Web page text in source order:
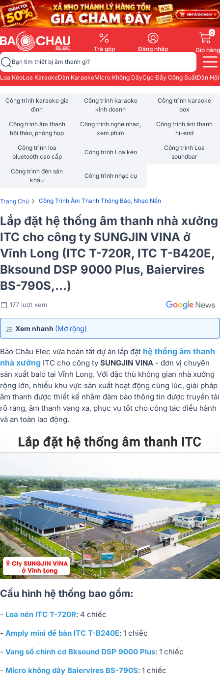
Trả góp Đăng nhập
0
Giỏ hàng
Bạn tìm thiết bị âm thanh gì?
Loa KéoLoa KaraokeDàn KaraokeMicro Không DâyCục Đẩy Công SuấtDàn
Công trình karaoke gia
đình
Công trình karaoke
kinh doanh
Công trình karaoke
box
Công trình âm thanh
hội thảo, phòng họp
Công trình nghe nhạc,
xem phim
Công trình âm thanh
hi-end
Công trình loa
bluetooth cao cấp
Công trình Loa kéo
Công trình Loa
soundbar
Công trình đèn sân
khấu
Công trình nhạc cụ
Trang Chủ › Công Trình Âm Thanh Thông Báo, Nhạc Nền
Lắp đặt hệ thống âm thanh nhà xưởng
ITC cho công ty SUNGJIN VINA ở
Vĩnh Long (ITC T-720R, ITC T-B420E,
Bksound DSP 9000 Plus, Baiervires
BS-790S,...)
177 lượt xem
Xem nhanh (Mở rộng)
Bảo Châu Elec vừa hoàn tất dự án lắp đặt hệ thống âm thanh
nhà xưởng ITC cho công ty SUNGJIN VINA - đơn vị chuyên
sản xuất balo tại Vĩnh Long. Với đặc thù không gian nhà xưởng
rộng lớn, nhiều khu vực sản xuất hoạt động cùng lúc, giải pháp
âm thanh được thiết kế nhằm đảm bảo thông tin được truyền tải
rõ ràng, âm thanh vang xa, phục vụ tốt cho công tác điều hành
và an toàn lao động.
Cấu hình hệ thống bao gồm:
- Loa nén ITC T-720R: 4 chiếc
- Amply mini để bàn ITC T-B240E: 1 chiếc
- Vang số chỉnh cơ Bksound DSP 9000 Plus: 1 chiếc
- Micro không dây Baiervires BS-790S: 1 chiếc